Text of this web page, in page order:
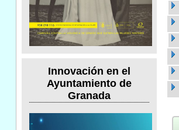
Innovación en el
Ayuntamiento de
Granada